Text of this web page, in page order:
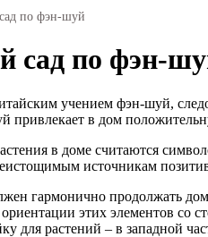
по фэн-шуй
сад по фэн-
учением фэн-шуй,
привлекает в дом
в доме считаются
источникам
гармонично продолжать
этих элементов со
для растений – в западной